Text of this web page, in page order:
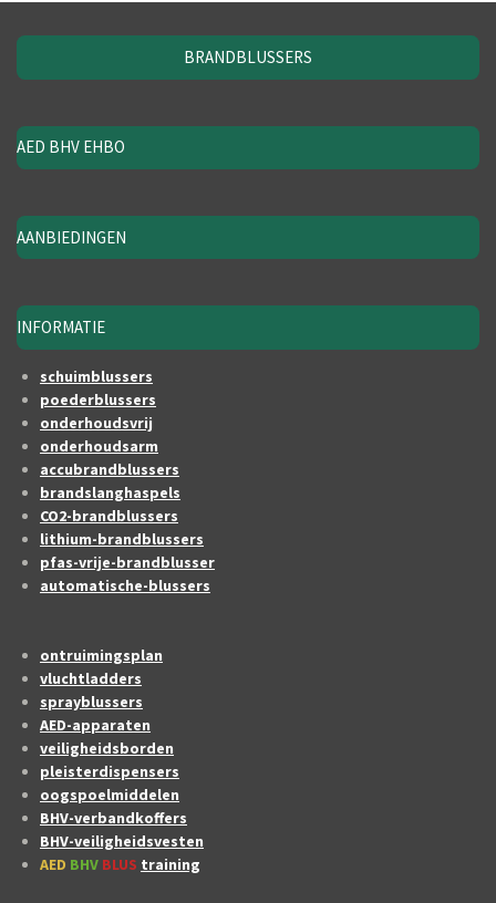
BRANDBLUSSERS
AED BHV EHBO
AANBIEDINGEN
INFORMATIE
schuimblussers
poederblussers
onderhoudsvrij
onderhoudsarm
accubrandblussers
brandslanghaspels
CO2-brandblussers
lithium-brandblussers
pfas-vrije-brandblusser
automatische-blussers
ontruimingsplan
vluchtladders
sprayblussers
AED-apparaten
veiligheidsborden
pleisterdispensers
oogspoelmiddelen
BHV-verbandkoffers
BHV-veiligheidsvesten
AED BHV BLUS training